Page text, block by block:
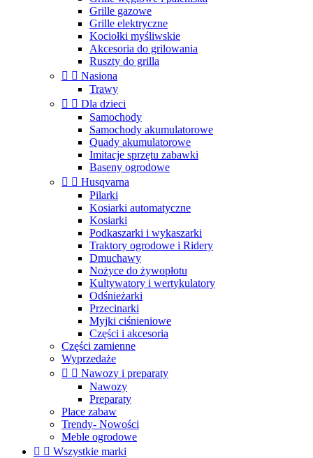
Grille gazowe
Grille elektryczne
Kociołki myśliwskie
Akcesoria do grilowania
Ruszty do grilla
  Nasiona
Trawy
  Dla dzieci
Samochody
Samochody akumulatorowe
Quady akumulatorowe
Imitacje sprzętu zabawki
Baseny ogrodowe
  Husqvarna
Pilarki
Kosiarki automatyczne
Kosiarki
Podkaszarki i wykaszarki
Traktory ogrodowe i Ridery
Dmuchawy
Nożyce do żywopłotu
Kultywatory i wertykulatory
Odśnieżarki
Przecinarki
Myjki ciśnieniowe
Części i akcesoria
Części zamienne
Wyprzedaże
  Nawozy i preparaty
Nawozy
Preparaty
Place zabaw
Trendy- Nowości
Meble ogrodowe
  Wszystkie marki